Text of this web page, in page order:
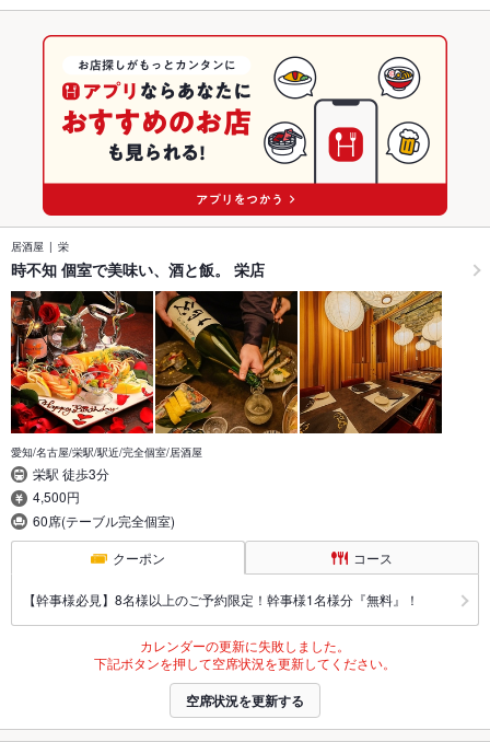
居酒屋 栄
時不知 個室で美味い、酒と飯。 栄店
愛知/名古屋/栄駅/駅近/完全個室/居酒屋
栄駅 徒歩3分
4,500円
60席(テーブル完全個室)
クーポン コース
【幹事様必見】8名様以上のご予約限定！幹事様1名様分『無料』！
カレンダーの更新に失敗しました。
下記ボタンを押して空席状況を更新してください。
空席状況を更新する